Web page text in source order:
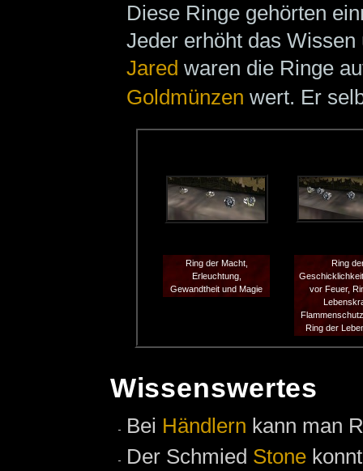
Diese Ringe gehörten
Jeder erhöht das
Jared waren die Ringe
Goldmünzen wert. Er
Ring der Macht,
Erleuchtung,
Gewandtheit und Magie
Ring
vor Feuer,
Ring der
Wissenswertes
Bei Händlern kann man
Der Schmied Stone